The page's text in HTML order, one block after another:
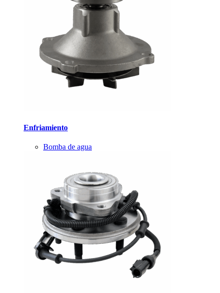
Enfriamiento
Bomba de agua